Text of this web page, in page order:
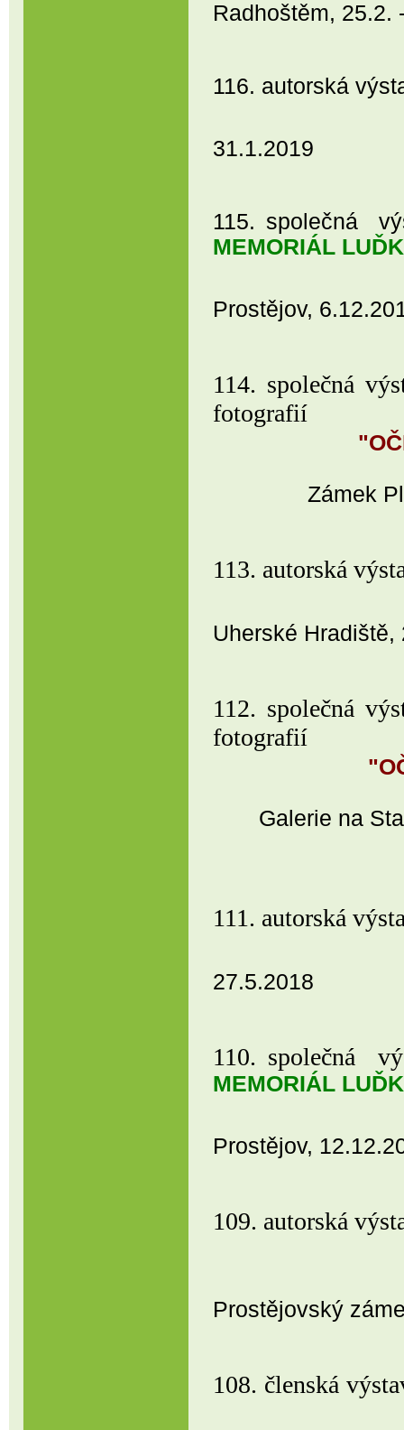
Radhoštěm, 25.2.
116. autorská
31.1.2019
115. společná
MEMORIÁL
Prostějov,
114. společná
Zámek
113. autorská
Uherské Hradiště,
112. společná
Galerie na
111. autorská
27.5.2018
110. společná
MEMORIÁL
Prostějov,
109. autorská
Prostějovský
108. členská